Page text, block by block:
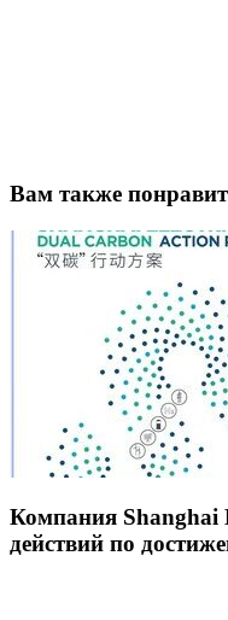
Вам также
Компания Shanghai
действий по